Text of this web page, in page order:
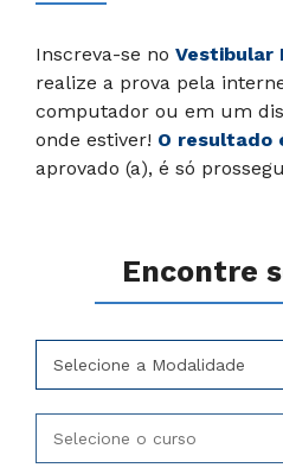
Inscreva-se no Vestibular
realize a prova pela
computador ou em um
onde estiver! O resultado
aprovado (a), é só
Encontre
Selecione a Modalidade
Selecione o curso